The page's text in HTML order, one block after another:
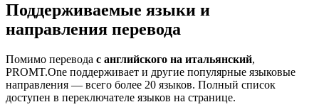
Поддерживаемые языки и
направления перевода
Помимо перевода с английского на итальянский,
PROMT.One поддерживает и другие популярные языковые
направления — всего более 20 языков. Полный список
доступен в переключателе языков на странице.